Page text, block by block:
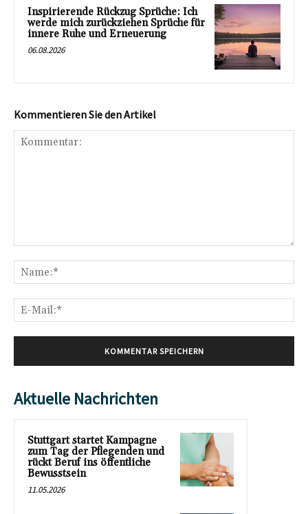
Inspirierende Rückzug Sprüche: Ich
werde mich zurückziehen Sprüche für
innere Ruhe und Erneuerung
06.08.2026
Kommentieren Sie den Artikel
Aktuelle Nachrichten
Stuttgart startet Kampagne
zum Tag der Pflegenden und
rückt Beruf ins öffentliche
Bewusstsein
11.05.2026